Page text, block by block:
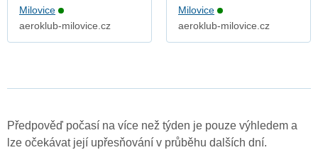
Milovice
aeroklub-milovice.cz
Milovice
aeroklub-milovice.cz
Předpověď počasí na více než týden je pouze výhledem a
lze očekávat její upřesňování v průběhu dalších dní.